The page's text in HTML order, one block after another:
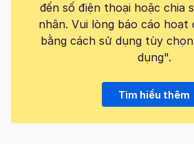
đến số điện thoại hoặc chia
nhân. Vui lòng báo cáo hoạt
bằng cách sử dụng tùy
dụng".
Tìm hiểu thêm